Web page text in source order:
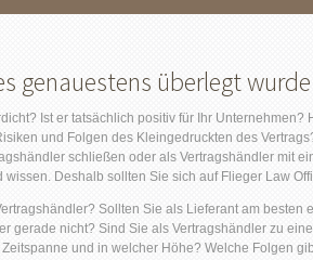
genauestens überlegt wurde
Ist er tatsächlich positiv für Ihr
und Folgen des Kleingedruckten des
schließen oder als Vertragshändler mit
wissen. Deshalb sollten Sie sich auf Flieger Law
Sollten Sie als Lieferant am besten
gerade nicht? Sind Sie als Vertragshändler zu
und in welcher Höhe? Welche Folgen